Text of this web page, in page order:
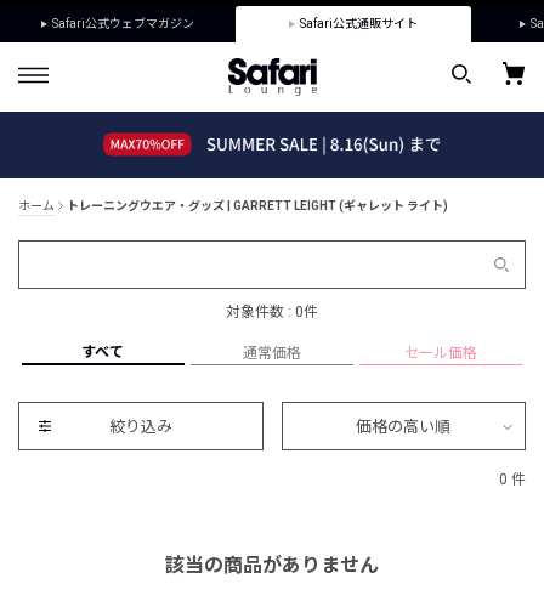
Safari公式ウェブマガジン Safari公式通販サイト
ホーム トレーニングウエア・グッズ | GARRETT LEIGHT (ギャレット ライト)
対象件数 : 0件
すべて 通常価格 セール価格
絞り込み 価格の高い順
0 件
該当の商品がありません